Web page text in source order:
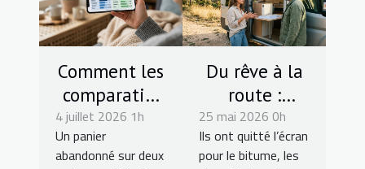
Comment les
comparatifs
influencent
subtilement
4 juillet 2026 1h
Un panier
abandonné sur deux
Du rêve à la
route :
témoignages
sur la prise
25 mai 2026 0h
Ils ont quitté l’écran
pour le bitume, les